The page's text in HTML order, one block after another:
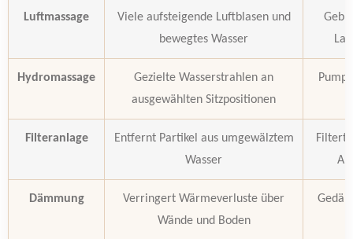
Luftmassage
Viele aufsteigende Luftblasen und
bewegtes Wasser
Hydromassage
Gezielte Wasserstrahlen an
ausgewählten Sitzpositionen
Filteranlage
Entfernt Partikel aus umgewälztem
Wasser
Dämmung
Verringert Wärmeverluste über
Wände und Boden